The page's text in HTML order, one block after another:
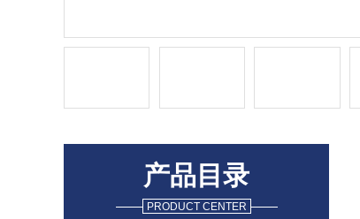
产品目录
PRODUCT CENTER